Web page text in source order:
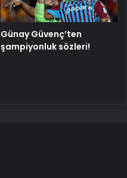
Günay Güvenç’ten
şampiyonluk sözleri!